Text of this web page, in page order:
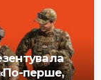
перше,